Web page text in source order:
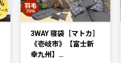
3WAY 寝袋［マトカ］
《壱岐市》【富士新
幸九州】…